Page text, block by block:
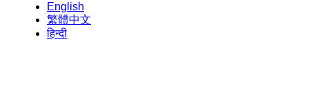
English
繁體中文
हिन्दी